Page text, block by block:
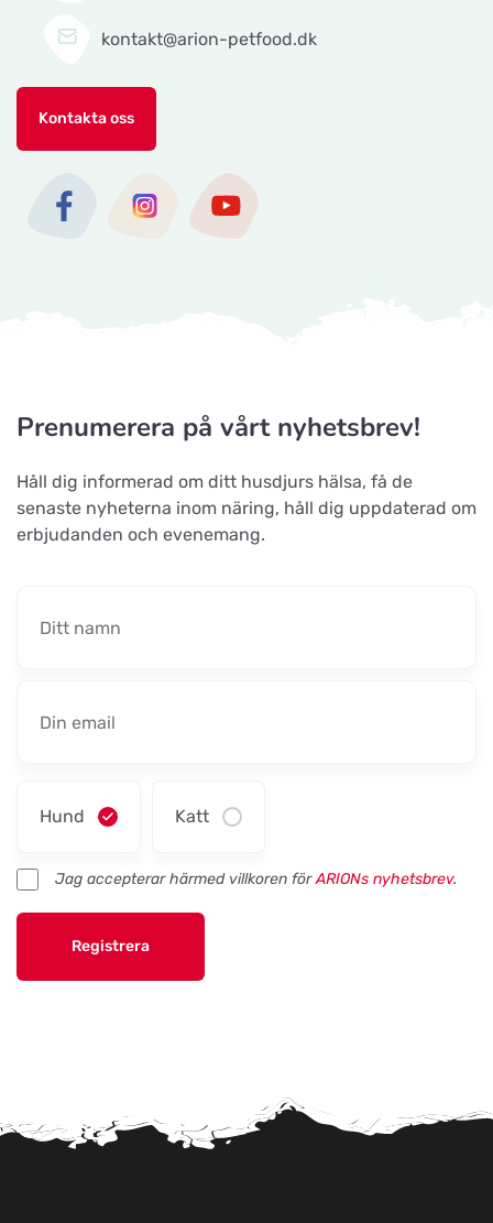
kontakt@arion-petfood.dk
Kontakta oss
Prenumerera på vårt nyhetsbrev!
Håll dig informerad om ditt husdjurs hälsa, få de
senaste nyheterna inom näring, håll dig uppdaterad om
erbjudanden och evenemang.
Hund Katt
Jag accepterar härmed villkoren förARIONs nyhetsbrev.
Registrera